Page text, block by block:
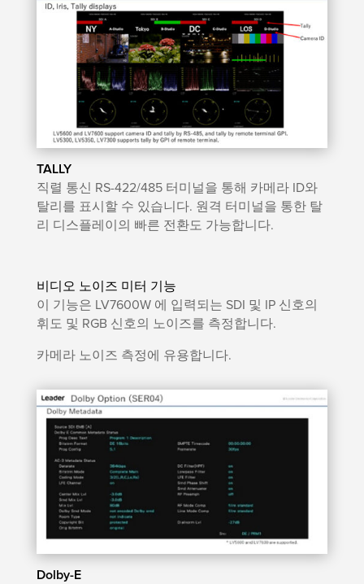
TALLY
직렬 통신 RS-422/485 터미널을 통해 카메라 ID와
탈리를 표시할 수 있습니다. 원격 터미널을 통한 탈
리 디스플레이의 빠른 전환도 가능합니다.
비디오 노이즈 미터 기능
이 기능은 LV7600W 에 입력되는 SDI 및 IP 신호의
휘도 및 RGB 신호의 노이즈를 측정합니다.
카메라 노이즈 측정에 유용합니다.
Dolby-E